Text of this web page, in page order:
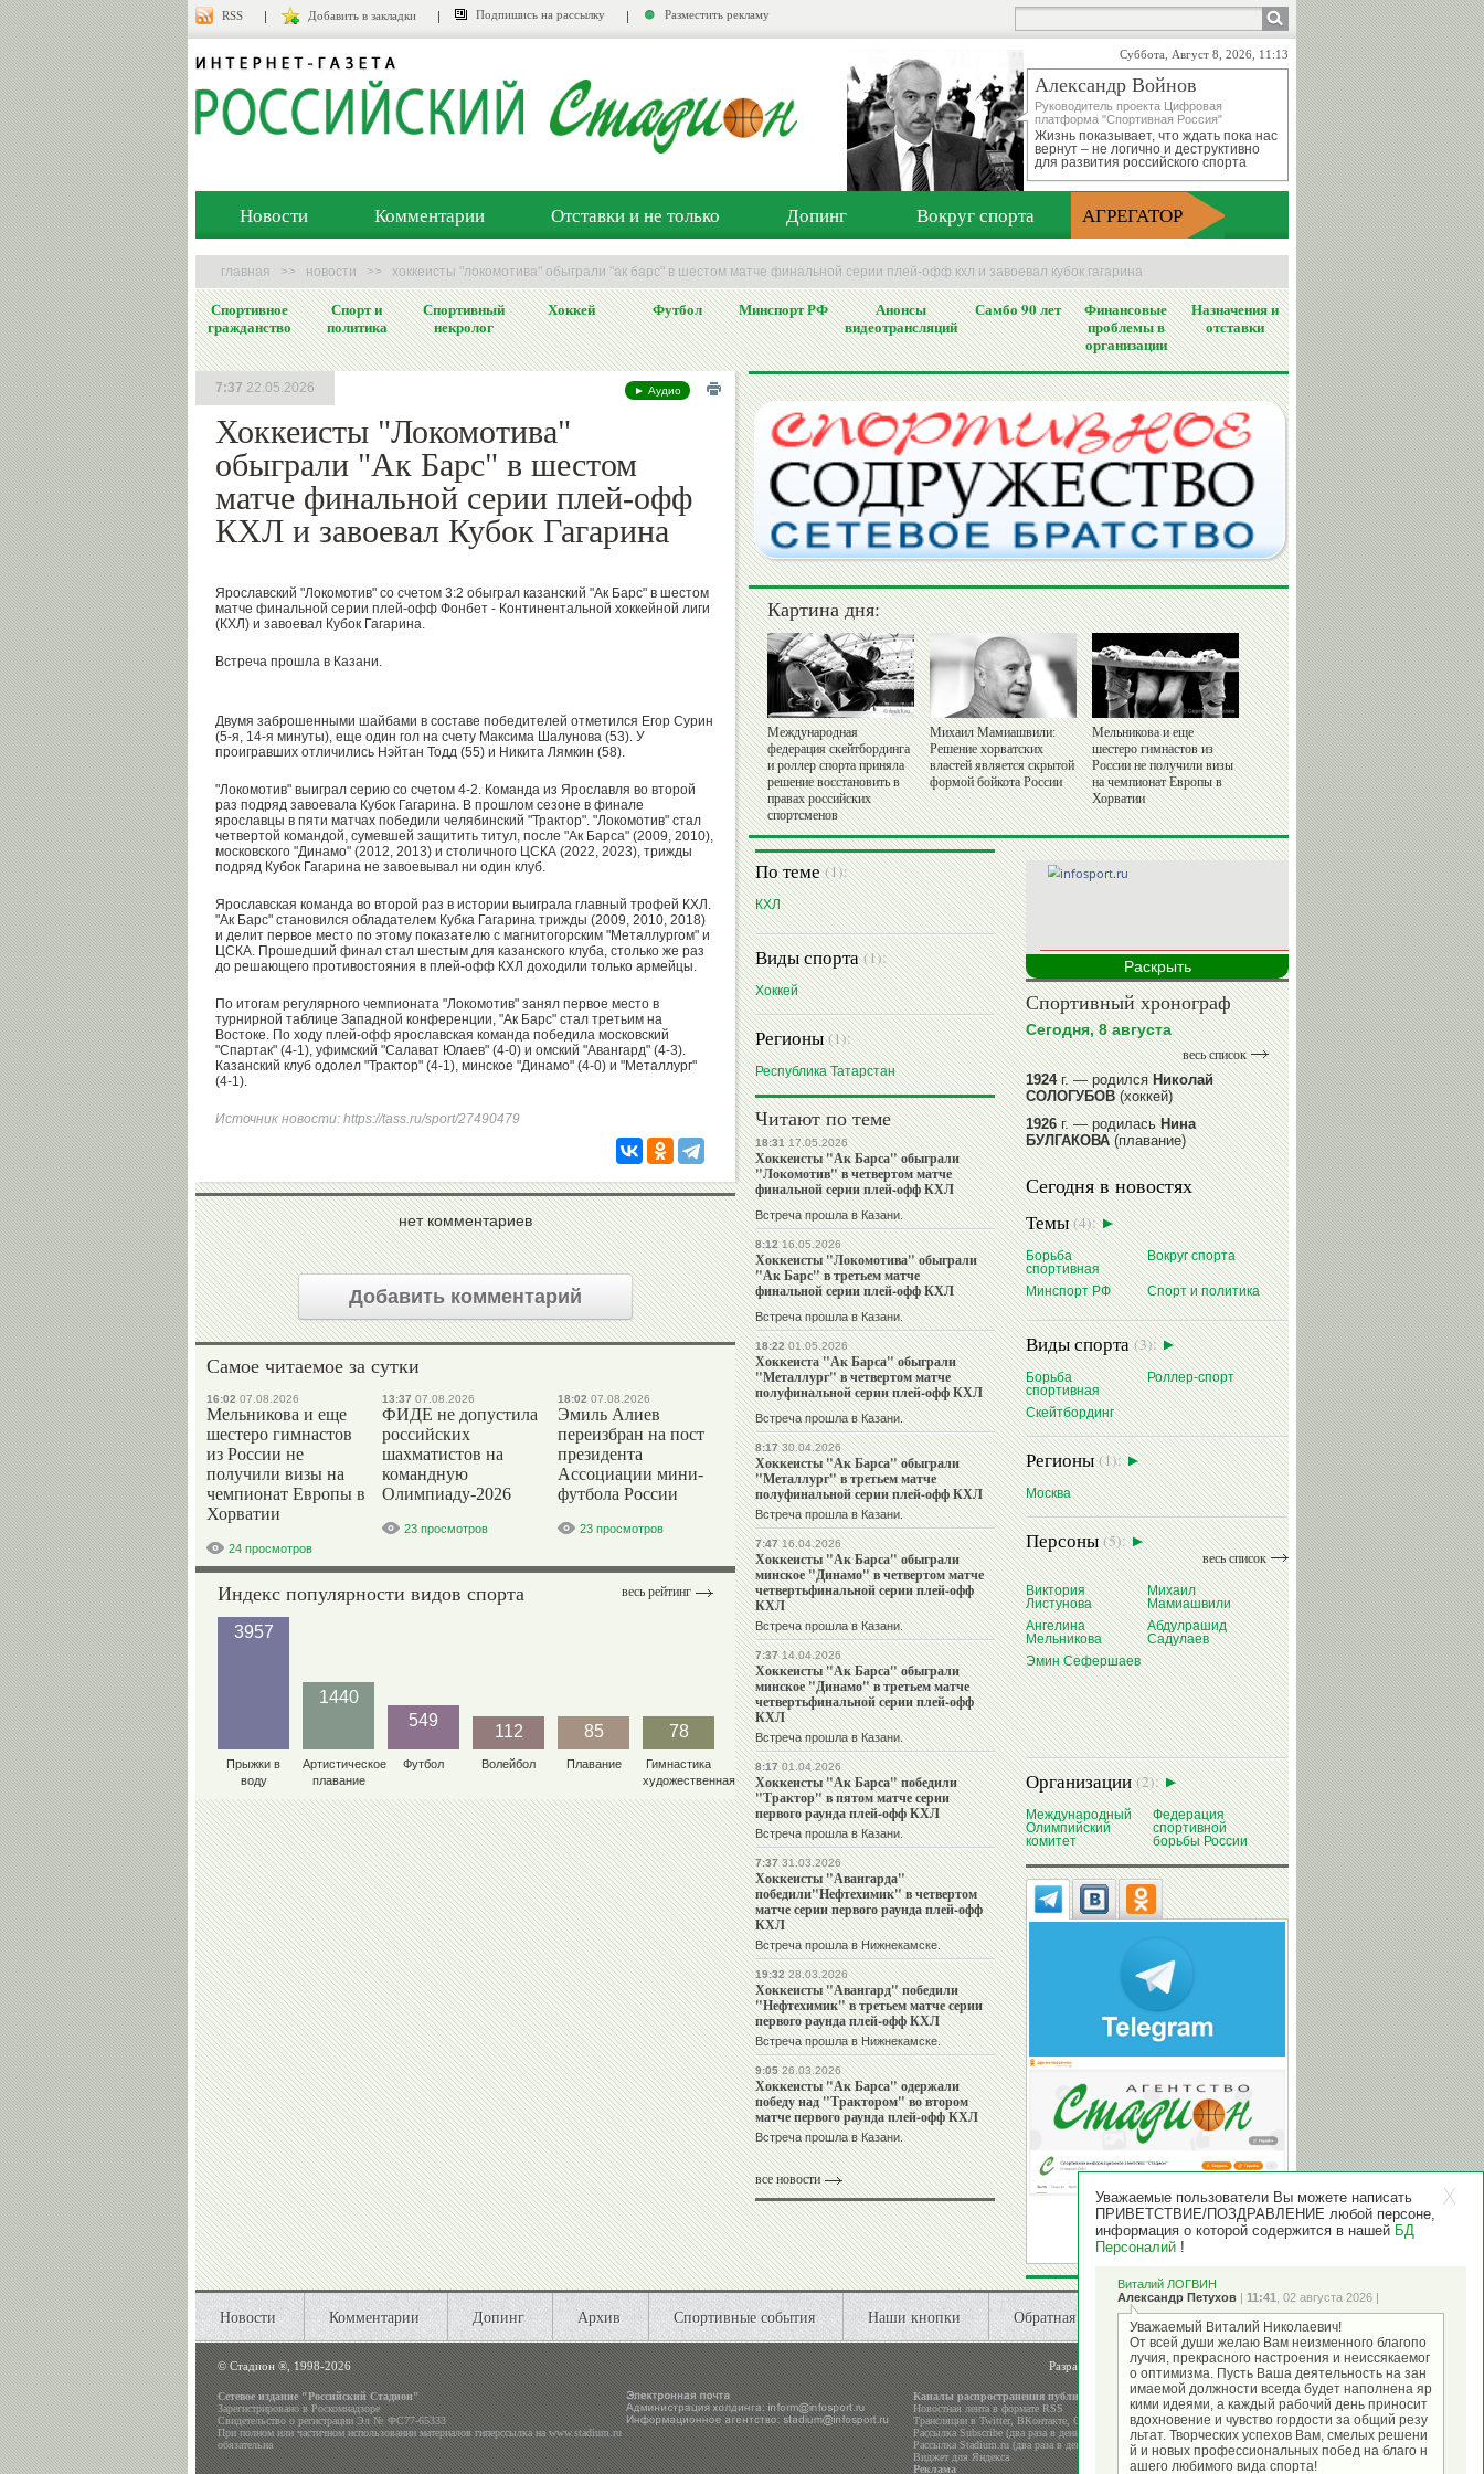
RSS Добавить в закладки Подпишись на рассылку Разместить рекламу
Суббота, Август 8, 2026, 11:13
Александр Войнов
Руководитель проекта Цифровая
платформа "Спортивная Россия"
Жизнь показывает, что ждать пока нас
вернут – не логично и деструктивно
для развития российского спорта
Новости Комментарии Отставки и не только Допинг Вокруг спорта АГРЕГАТОР
главная >> новости >> хоккеисты "локомотива" обыграли "ак барс" в шестом матче финальной серии плей-офф кхл и завоевал кубок гагарина
Спортивное
гражданство
Спорт и
политика
Спортивный
некролог
Хоккей Футбол Минспорт РФ
Анонсы
видеотрансляций
Самбо 90 лет
Финансовые
проблемы в
организации
Назначения и
отставки
► Аудио
Хоккеисты "Локомотива"
обыграли "Ак Барс" в шестом
матче финальной серии плей-офф
КХЛ и завоевал Кубок Гагарина
7:37 22.05.2026
Ярославский "Локомотив" со счетом 3:2 обыграл казанский "Ак Барс" в шестом
матче финальной серии плей-офф Фонбет - Континентальной хоккейной лиги
(КХЛ) и завоевал Кубок Гагарина.
Встреча прошла в Казани.
Двумя заброшенными шайбами в составе победителей отметился Егор Сурин
(5-я, 14-я минуты), еще один гол на счету Максима Шалунова (53). У
проигравших отличились Нэйтан Тодд (55) и Никита Лямкин (58).
"Локомотив" выиграл серию со счетом 4-2. Команда из Ярославля во второй
раз подряд завоевала Кубок Гагарина. В прошлом сезоне в финале
ярославцы в пяти матчах победили челябинский "Трактор". "Локомотив" стал
четвертой командой, сумевшей защитить титул, после "Ак Барса" (2009, 2010),
московского "Динамо" (2012, 2013) и столичного ЦСКА (2022, 2023), трижды
подряд Кубок Гагарина не завоевывал ни один клуб.
Ярославская команда во второй раз в истории выиграла главный трофей КХЛ.
"Ак Барс" становился обладателем Кубка Гагарина трижды (2009, 2010, 2018)
и делит первое место по этому показателю с магнитогорским "Металлургом" и
ЦСКА. Прошедший финал стал шестым для казанского клуба, столько же раз
до решающего противостояния в плей-офф КХЛ доходили только армейцы.
По итогам регулярного чемпионата "Локомотив" занял первое место в
турнирной таблице Западной конференции, "Ак Барс" стал третьим на
Востоке. По ходу плей-офф ярославская команда победила московский
"Спартак" (4-1), уфимский "Салават Юлаев" (4-0) и омский "Авангард" (4-3).
Казанский клуб одолел "Трактор" (4-1), минское "Динамо" (4-0) и "Металлург"
(4-1).
Источник новости: https://tass.ru/sport/27490479
нет комментариев
Добавить комментарий
Самое читаемое за сутки
16:02 07.08.2026
Мельникова и еще
шестеро гимнастов
из России не
получили визы на
чемпионат Европы в
Хорватии
24 просмотров
13:37 07.08.2026
ФИДЕ не допустила
российских
шахматистов на
командную
Олимпиаду-2026
23 просмотров
18:02 07.08.2026
Эмиль Алиев
переизбран на пост
президента
Ассоциации мини-
футбола России
23 просмотров
весь рейтинг
Индекс популярности видов спорта
3957
Прыжки в
воду
1440
Артистическое
плавание
549
Футбол
112
Волейбол
85
Плавание
78
Гимнастика
художественная
Картина дня:
Международная
федерация скейтбординга
и роллер спорта приняла
решение восстановить в
правах российских
спортсменов
Михаил Мамиашвили:
Решение хорватских
властей является скрытой
формой бойкота России
Мельникова и еще
шестеро гимнастов из
России не получили визы
на чемпионат Европы в
Хорватии
По теме(1):
КХЛ
Виды спорта(1):
Хоккей
Регионы(1):
Республика Татарстан
Читают по теме
18:3117.05.2026
Хоккеисты "Ак Барса" обыграли
"Локомотив" в четвертом матче
финальной серии плей-офф КХЛ
Встреча прошла в Казани.
8:1216.05.2026
Хоккеисты "Локомотива" обыграли
"Ак Барс" в третьем матче
финальной серии плей-офф КХЛ
Встреча прошла в Казани.
18:2201.05.2026
Хоккеиста "Ак Барса" обыграли
"Металлург" в четвертом матче
полуфинальной серии плей-офф КХЛ
Встреча прошла в Казани.
8:1730.04.2026
Хоккеисты "Ак Барса" обыграли
"Металлург" в третьем матче
полуфинальной серии плей-офф КХЛ
Встреча прошла в Казани.
7:4716.04.2026
Хоккеисты "Ак Барса" обыграли
минское "Динамо" в четвертом матче
четвертьфинальной серии плей-офф
КХЛ
Встреча прошла в Казани.
7:3714.04.2026
Хоккеисты "Ак Барса" обыграли
минское "Динамо" в третьем матче
четвертьфинальной серии плей-офф
КХЛ
Встреча прошла в Казани.
8:1701.04.2026
Хоккеисты "Ак Барса" победили
"Трактор" в пятом матче серии
первого раунда плей-офф КХЛ
Встреча прошла в Казани.
7:3731.03.2026
Хоккеисты "Авангарда"
победили"Нефтехимик" в четвертом
матче серии первого раунда плей-офф
КХЛ
Встреча прошла в Нижнекамске.
19:3228.03.2026
Хоккеисты "Авангард" победили
"Нефтехимик" в третьем матче серии
первого раунда плей-офф КХЛ
Встреча прошла в Нижнекамске.
9:0526.03.2026
Хоккеисты "Ак Барса" одержали
победу над "Трактором" во втором
матче первого раунда плей-офф КХЛ
Встреча прошла в Казани.
все новости
Раскрыть
Спортивный хронограф
Сегодня, 8 августа
весь список
1924г. — родилсяНиколай
СОЛОГУБОВ(хоккей)
1926г. — родиласьНина
БУЛГАКОВА(плавание)
1941г. — родиласьРавиля
ПРОКОПЕНКО (САЛИМОВА)
(баскетбол)
1964г. — родилсяНиколай
ЖУРАВСКИЙ(гребля на байдарках
и каноэ)
1964г. — родилсяЮрий ХМЫЛЕВ
(хоккей)
читать далее
Сегодня в новостях
Темы(4):
Борьба
спортивная
Вокруг спорта
Минспорт РФ Спорт и политика
Виды спорта(3):
Борьба
спортивная
Роллер-спорт
Скейтбординг
Регионы(1):
Москва
Персоны(5):
весь список
Виктория
Листунова
Михаил
Мамиашвили
Ангелина
Мельникова
Абдулрашид
Садулаев
Эмин Сефершаев
Организации(2):
Международный
Олимпийский
комитет
Федерация
спортивной
борьбы России
Новости Комментарии Допинг Архив Спортивные события Наши кнопки Обратная связь
©Стадион ®, 1998-2026 Разработка и поддержкаООО "Стадион"
Сетевое издание "Российский Стадион"
Зарегистрировано в Роскомнадзоре
Свидетельство о регистрации Эл № ФС77-65333
При полном или частичном использовании материалов гиперссылка наwww.stadium.ru
обязательна
Каналы распространения публикаций
Новостная лента в формате RSS
Трансляции вTwitter,ВКонтакте,Google+
Рассылка Subscribe (два раза в день)
Рассылка Stadium.ru (два раза в день)
Виджет для Яндекса
Реклама
Уважаемые пользователи Вы можете написать
ПРИВЕТСТВИЕ/ПОЗДРАВЛЕНИЕ любой персоне,
информация о которой содержится в нашей БД
Персоналий !
Виталий ЛОГВИН
Александр Петухов | 11:41 , 02 августа 2026 |
Уважаемый Виталий Николаевич!
От всей души желаю Вам неизменного благопо
лучия, прекрасного настроения и неиссякаемог
о оптимизма. Пусть Ваша деятельность на зан
имаемой должности всегда будет наполнена яр
кими идеями, а каждый рабочий день приносит
вдохновение и чувство гордости за общий резу
льтат. Творческих успехов Вам, смелых решени
й и новых профессиональных побед на благо н
ашего любимого вида спорта!